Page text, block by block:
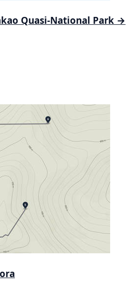
Quasi-National Park →